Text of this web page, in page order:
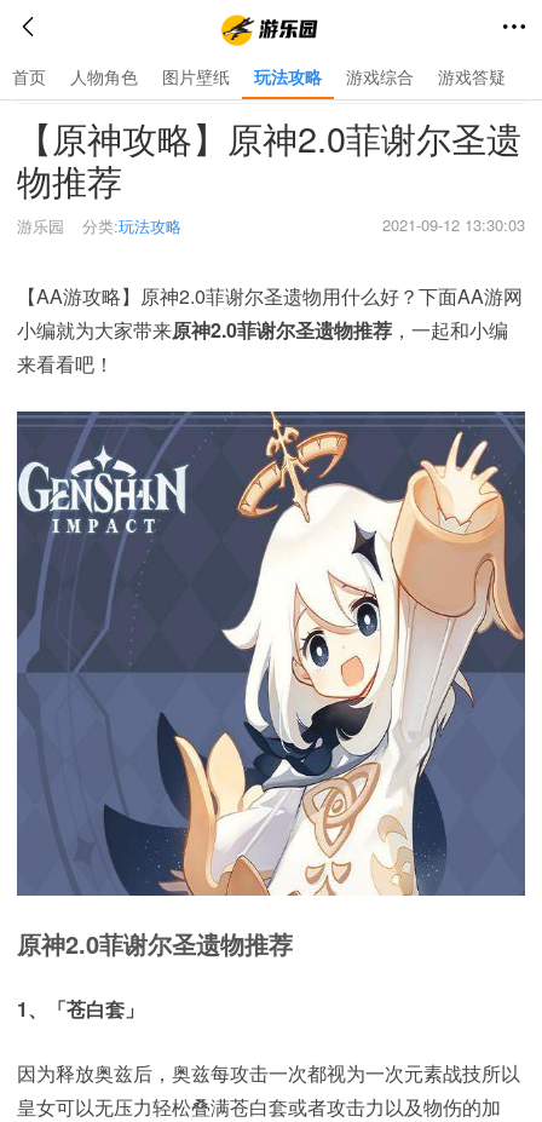
首页 人物角色 图片壁纸 玩法攻略 游戏综合 游戏答疑
首页 玩法攻略
【原神攻略】原神2.0菲谢尔圣遗
物推荐
游乐园 2021-09-12 13:30:03
分类:玩法攻略
【AA游攻略】原神2.0菲谢尔圣遗物用什么好？下面AA游网
小编就为大家带来原神2.0菲谢尔圣遗物推荐 ，一起和小编
来看看吧！
原神2.0菲谢尔圣遗物推荐
1、「苍白套」
因为释放奥兹后，奥兹每攻击一次都视为一次元素战技所以
皇女可以无压力轻松叠满苍白套或者攻击力以及物伤的加